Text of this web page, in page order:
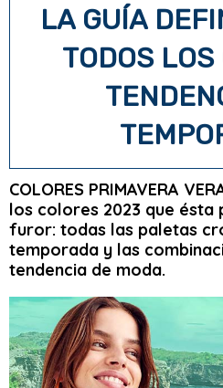
LA GUÍA
TODOS
COLORES PRIMAVERA
los colores 2023 que
furor: todas las paletas
temporada y las
tendencia de moda.